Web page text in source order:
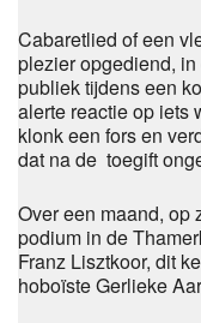
Cabaretlied of een
plezier opgediend,
publiek tijdens een
alerte reactie op iets
klonk een fors en
dat na de toegift
Over een maand, op
podium in de
Franz Lisztkoor, dit
hoboïste Gerlieke